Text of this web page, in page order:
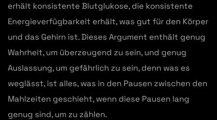
erhält konsistente Blutglukose, die konsistente
Energieverfügbarkeit erhält, was gut für den Körper
und das Gehirn ist. Dieses Argument enthält genug
Wahrheit, um überzeugend zu sein, und genug
Auslassung, um gefährlich zu sein, denn was es
weglässt, ist alles, was in den Pausen zwischen den
Mahlzeiten geschieht, wenn diese Pausen lang
genug sind, um zu zählen.